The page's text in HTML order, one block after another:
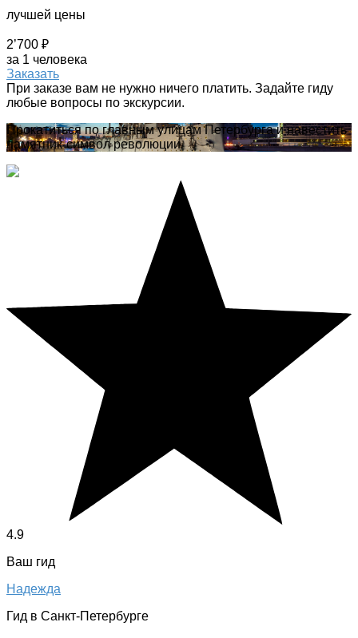
лучшей цены
2’700 ₽
за 1 человека
Заказать
При заказе вам не нужно ничего платить. Задайте гиду
любые вопросы по экскурсии.
Прокатиться по главным улицам Петербурга и навестить
памятник-символ революции
4.9
Ваш гид
Надежда
Гид в Санкт-Петербурге